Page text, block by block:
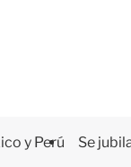
y Perú Se